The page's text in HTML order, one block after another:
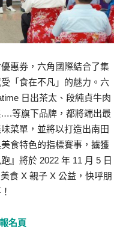
惠券，六角國際結合了集
「食在不凡」的魅力。六
日出茶太、段純貞牛肉
等旗下品牌，都將端出最
菜單，並將以打造出南田
食特色的指標賽事，擄獲
』將於 2022 年 11 月 5 日
食 X 親子 X 公益，快呼朋
名頁